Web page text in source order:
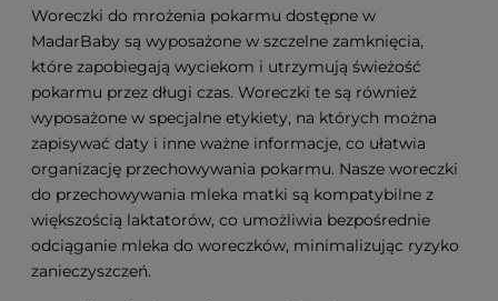
Woreczki do mrożenia pokarmu dostępne w
MadarBaby są wyposażone w szczelne zamknięcia,
które zapobiegają wyciekom i utrzymują świeżość
pokarmu przez długi czas. Woreczki te są również
wyposażone w specjalne etykiety, na których można
zapisywać daty i inne ważne informacje, co ułatwia
organizację przechowywania pokarmu. Nasze woreczki
do przechowywania mleka matki są kompatybilne z
większością laktatorów, co umożliwia bezpośrednie
odciąganie mleka do woreczków, minimalizując ryzyko
zanieczyszczeń.